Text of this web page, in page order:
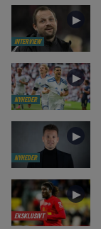
INTERVIEW
►
NYHEDER
►
NYHEDER
►
EKSKLUSIVT
►